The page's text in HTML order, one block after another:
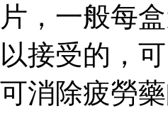
片，一般每
以接受的，
可消除疲勞